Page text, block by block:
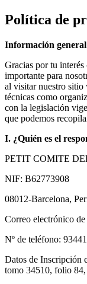
Política de
Información general
Gracias por tu
importante para
al visitar nuestro sitio
técnicas como
con la legislación
que podemos
I. ¿Quién es el
PETIT COMITE
NIF: B62773908
08012-Barcelona,
Correo electrónico
Nº de teléfono:
Datos de Inscripción
tomo 34510, folio